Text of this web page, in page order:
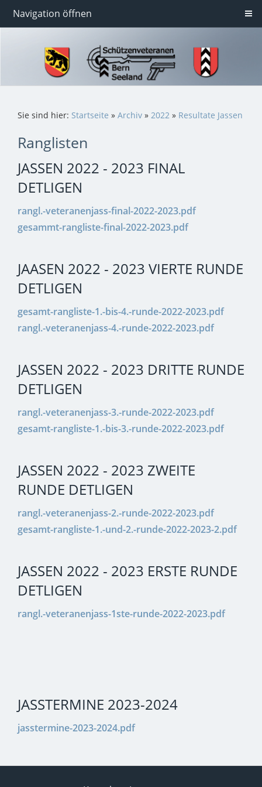
Navigation öffnen
Sie sind hier: Startseite » Archiv » 2022 » Resultate Jassen
Ranglisten
JASSEN 2022 - 2023 FINAL
DETLIGEN
rangl.-veteranenjass-final-2022-2023.pdf
gesammt-rangliste-final-2022-2023.pdf
JAASEN 2022 - 2023 VIERTE RUNDE
DETLIGEN
gesamt-rangliste-1.-bis-4.-runde-2022-2023.pdf
rangl.-veteranenjass-4.-runde-2022-2023.pdf
JASSEN 2022 - 2023 DRITTE RUNDE
DETLIGEN
rangl.-veteranenjass-3.-runde-2022-2023.pdf
gesamt-rangliste-1.-bis-3.-runde-2022-2023.pdf
JASSEN 2022 - 2023 ZWEITE
RUNDE DETLIGEN
rangl.-veteranenjass-2.-runde-2022-2023.pdf
gesamt-rangliste-1.-und-2.-runde-2022-2023-2.pdf
JASSEN 2022 - 2023 ERSTE RUNDE
DETLIGEN
rangl.-veteranenjass-1ste-runde-2022-2023.pdf
JASSTERMINE 2023-2024
jasstermine-2023-2024.pdf